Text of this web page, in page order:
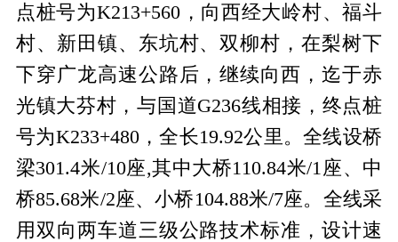
点桩号为K213+560，向西经大岭村、福斗
村、新田镇、东坑村、双柳村，在梨树下
下穿广龙高速公路后，继续向西，迄于赤
光镇大芬村，与国道G236线相接，终点桩
号为K233+480，全长19.92公里。全线设桥
梁301.4米/10座,其中大桥110.84米/1 座、中
桥85.68米/2座、小桥104.88米/7座。全线采
用双向两车道三级公路技术标准，设计速